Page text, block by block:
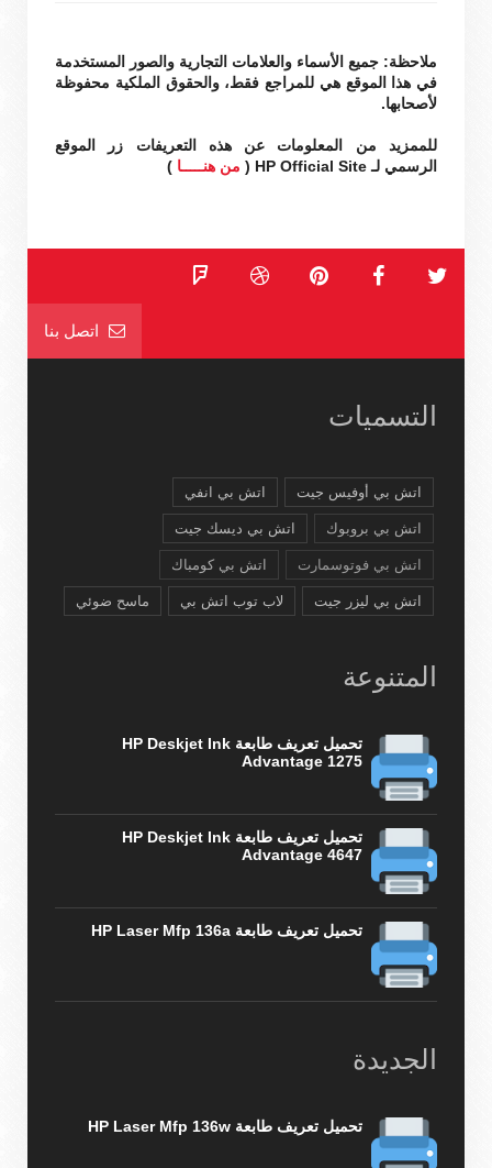
ملاحظة: جميع الأسماء والعلامات التجارية والصور المستخدمة
في هذا الموقع هي للمراجع فقط، والحقوق الملكية محفوظة
لأصحابها.
للممزيد من المعلومات عن هذه التعريفات زر الموقع
الرسمي لـ HP Official Site (
من هنـــــا )
اتصل بنا
التسميات
اتش بي أوفيس جيت اتش بي انفي
اتش بي بروبوك اتش بي ديسك جيت
اتش بي فوتوسمارت اتش بي كومباك
اتش بي ليزر جيت لاب توب اتش بي ماسح ضوئي
المتنوعة
تحميل تعريف طابعة HP Deskjet Ink
Advantage 1275
تحميل تعريف طابعة HP Deskjet Ink
Advantage 4647
تحميل تعريف طابعة HP Laser Mfp 136a
الجديدة
تحميل تعريف طابعة HP Laser Mfp 136w